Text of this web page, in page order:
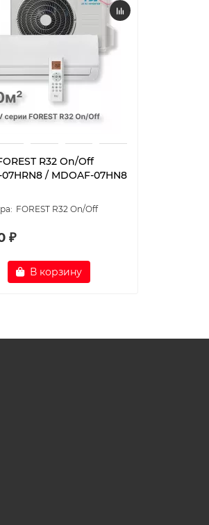
R32 On/Off
07HRN8 / MDOAF-07HN8
FOREST R32 On/Off
₽
В корзину